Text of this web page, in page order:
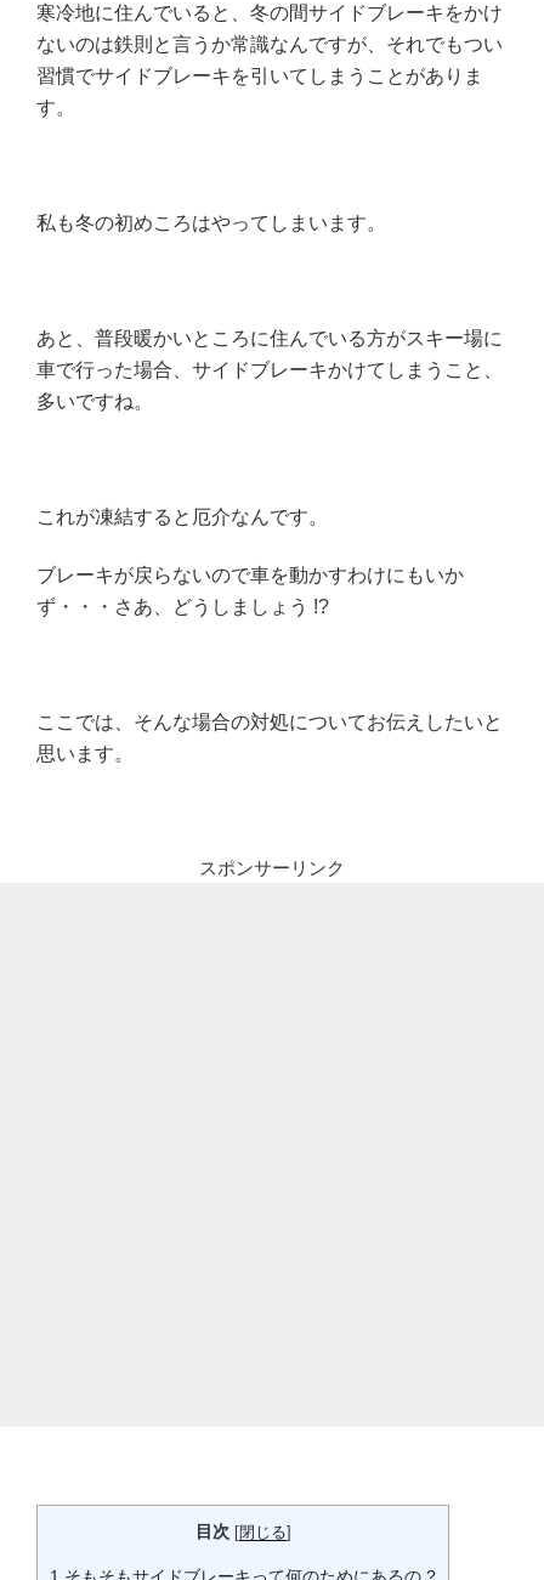
寒冷地に住んでいると、 冬の間サイドブレーキをかけ
ないのは鉄則と言うか常識なんですが、それでもつい
習慣でサイドブレーキを引いてしまうことがありま
す。
私も冬の初めころはやってしまいます。
あと、普段暖かいところに住んでいる方がスキー場に
車で行った場合、サイドブレーキかけてしまうこと、
多いですね。
これが凍結すると厄介なんです。
ブレーキが戻らないので車を動かすわけにもいか
ず・・・さあ、どうしましょう !?
ここでは、そんな場合の対処についてお伝えしたいと
思います。
スポンサーリンク
目次 [閉じる]